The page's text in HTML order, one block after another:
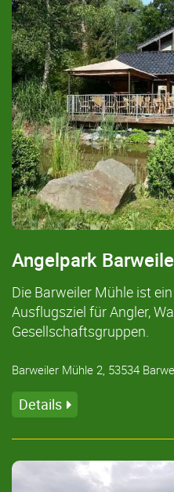
Angelpark
Die Barweiler Mühle ist
Ausflugsziel für Angler,
Gesellschaftsgruppen.
Barweiler Mühle 2, 53534
Details